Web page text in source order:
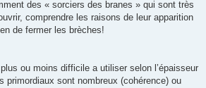
des « sorciers des branes » qui sont très
comprendre les raisons de leur apparition
de fermer les brèches!
ou moins difficile a utiliser selon l’épaisseur
primordiaux sont nombreux (cohérence) ou